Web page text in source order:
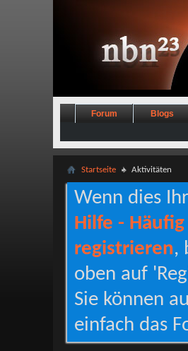
Forum Blogs
Startseite Aktivitäten
Wenn dies
Hilfe -
registrieren,
oben auf
Sie können
einfach das